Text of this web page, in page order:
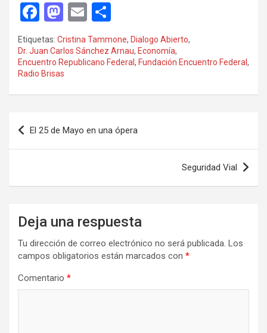
F
a
ce
b
o
k
M
a
st
o
d
n
E
m
ail m
p
ar
Etiquetas: Cristina Tammone, Dialogo Abierto,
Dr. Juan Carlos Sánchez Arnau, Economía,
Encuentro Republicano Federal, Fundación Encuentro Federal,
Radio Brisas
Navegación
de
El 25 de Mayo en una ópera
Seguridad Vial
Deja una respuesta
Tu dirección de correo electrónico no será publicada. Los
campos obligatorios están marcados con *
Comentario *